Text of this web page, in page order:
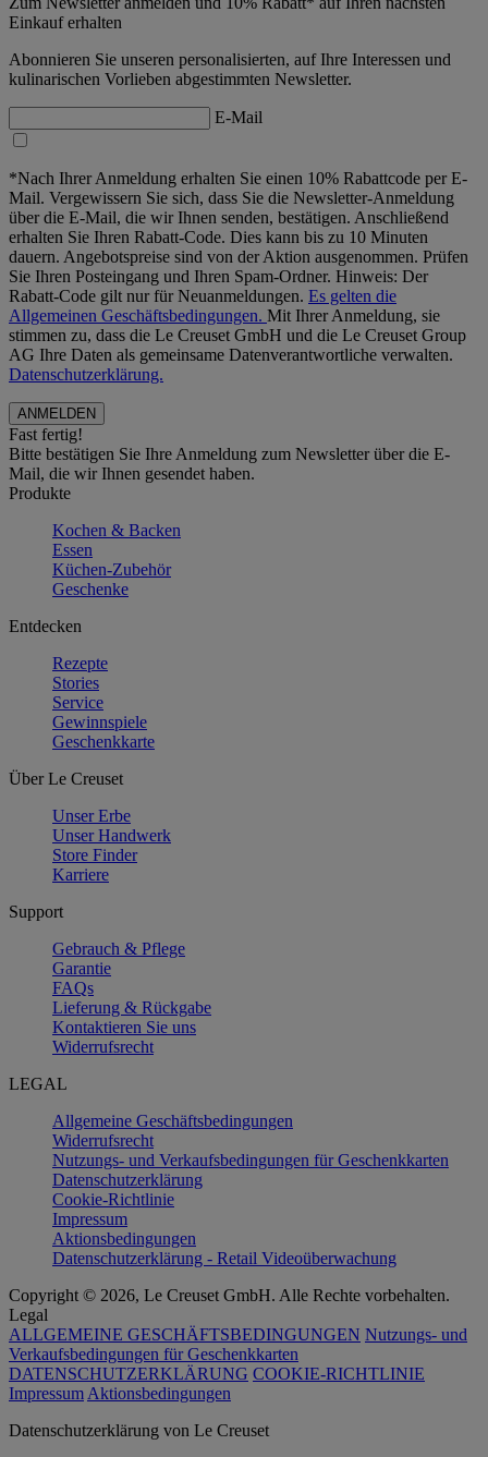
Einkauf erhalten
Abonnieren Sie unseren personalisierten, auf Ihre Interessen und
kulinarischen Vorlieben abgestimmten Newsletter.
E-Mail
*Nach Ihrer Anmeldung erhalten Sie einen 10% Rabattcode per E-
Mail. Vergewissern Sie sich, dass Sie die Newsletter-Anmeldung
über die E-Mail, die wir Ihnen senden, bestätigen. Anschließend
erhalten Sie Ihren Rabatt-Code. Dies kann bis zu 10 Minuten
dauern. Angebotspreise sind von der Aktion ausgenommen. Prüfen
Sie Ihren Posteingang und Ihren Spam-Ordner. Hinweis: Der
Rabatt-Code gilt nur für Neuanmeldungen. Es gelten die
Allgemeinen Geschäftsbedingungen. Mit Ihrer Anmeldung, sie
stimmen zu, dass die Le Creuset GmbH und die Le Creuset Group
AG Ihre Daten als gemeinsame Datenverantwortliche verwalten.
Datenschutzerklärung.
Fast fertig!
Bitte bestätigen Sie Ihre Anmeldung zum Newsletter über die E-
Mail, die wir Ihnen gesendet haben.
Produkte
Kochen & Backen
Essen
Küchen-Zubehör
Geschenke
Entdecken
Rezepte
Stories
Service
Gewinnspiele
Geschenkkarte
Über Le Creuset
Unser Erbe
Unser Handwerk
Store Finder
Karriere
Support
Gebrauch & Pflege
Garantie
FAQs
Lieferung & Rückgabe
Kontaktieren Sie uns
Widerrufsrecht
LEGAL
Allgemeine Geschäftsbedingungen
Widerrufsrecht
Nutzungs- und Verkaufsbedingungen für Geschenkkarten
Datenschutzerklärung
Cookie-Richtlinie
Impressum
Aktionsbedingungen
Datenschutzerklärung - Retail Videoüberwachung
Copyright © 2026, Le Creuset GmbH. Alle Rechte vorbehalten.
Legal
ALLGEMEINE GESCHÄFTSBEDINGUNGEN Nutzungs- und
Verkaufsbedingungen für Geschenkkarten
DATENSCHUTZERKLÄRUNG COOKIE-RICHTLINIE
Impressum Aktionsbedingungen
Datenschutz­erklärung von Le Creuset